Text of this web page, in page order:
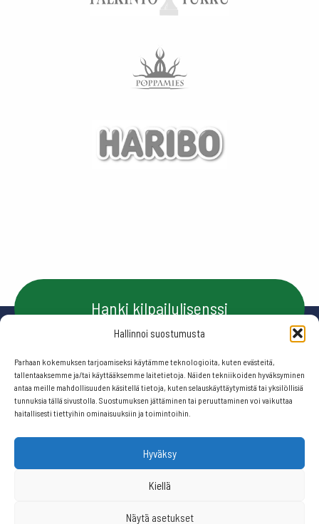
Hallinnoi suostumusta
Parhaan kokemuksen tarjoamiseksi käytämme teknologioita, kuten evästeitä,
tallentaaksemme ja/tai käyttääksemme laitetietoja. Näiden tekniikoiden hyväksyminen
antaa meille mahdollisuuden käsitellä tietoja, kuten selauskäyttäytymistä tai yksilöllisiä
tunnuksia tällä sivustolla. Suostumuksen jättäminen tai peruuttaminen voi vaikuttaa
haitallisesti tiettyihin ominaisuuksiin ja toimintoihin.
Hyväksy
Kiellä
Näytä asetukset
Hanki kilpailulisenssi
Ota yhteyttä
Seuraa meitä:
© 2026 Suomen frisbeegolfliitto.
Website by506 ikkunaa